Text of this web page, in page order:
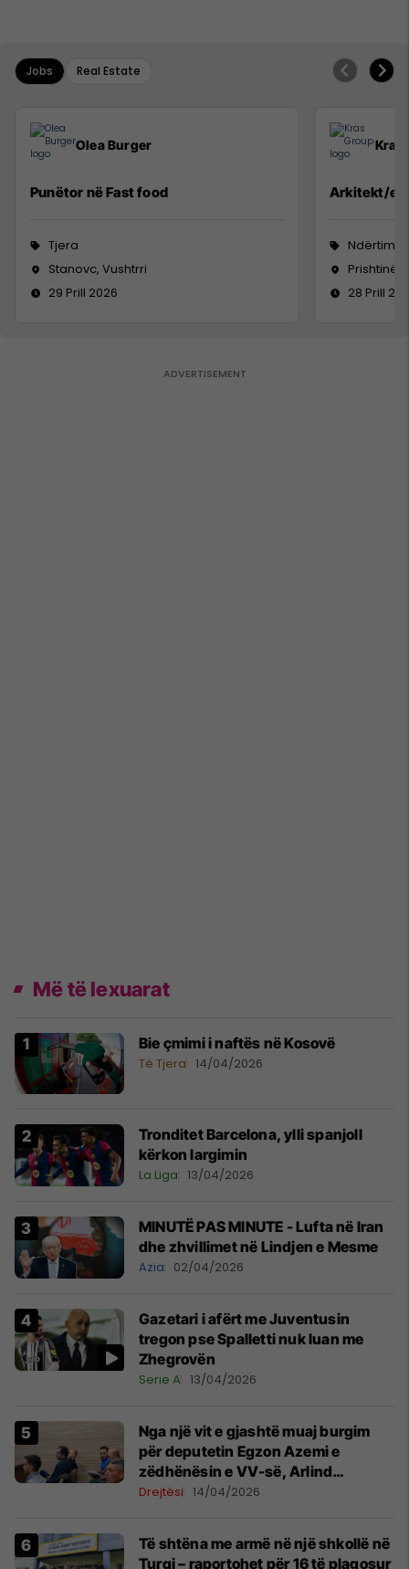
Jobs Real Estate
Olea Burger
Punëtor në Fast food
Tjera
Stanovc, Vushtrri
29 Prill 2026
Kras
Arkitekt/e
Prishtinë
28 Prill
Më të lexuarat
Bie çmimi i naftës në Kosovë
Të Tjera 14/04/2026
Tronditet Barcelona, ylli spanjoll
kërkon largimin
La Liga 13/04/2026
MINUTË PAS MINUTE - Lufta në Iran
dhe zhvillimet në Lindjen e Mesme
Azia 02/04/2026
Gazetari i afërt me Juventusin
tregon pse Spalletti nuk luan me
Zhegrovën
Serie A 13/04/2026
Nga një vit e gjashtë muaj burgim
për deputetin Egzon Azemi e
zëdhënësin e VV-së, Arlind
Manxhuka
Drejtësi 14/04/2026
Të shtëna me armë në një shkollë në
Turqi – raportohet për 16 të plagosur